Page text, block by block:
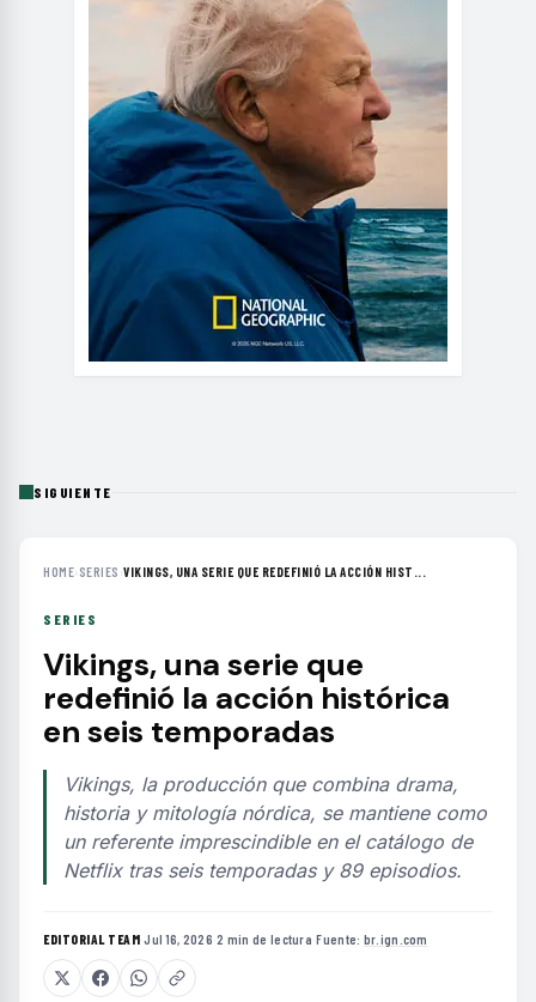
SIGUIENTE
HOME› SERIES ›VIKINGS, UNA SERIE QUE REDEFINIÓ LA ACCIÓN HIST...
SERIES
Vikings, una serie que
redefinió la acción histórica
en seis temporadas
Vikings, la producción que combina drama,
historia y mitología nórdica, se mantiene como
un referente imprescindible en el catálogo de
Netflix tras seis temporadas y 89 episodios.
EDITORIAL TEAM·Jul 16, 2026·2 min de lectura·Fuente: br.ign.com